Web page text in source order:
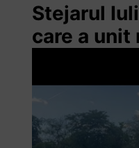
Stejarul
care a unit